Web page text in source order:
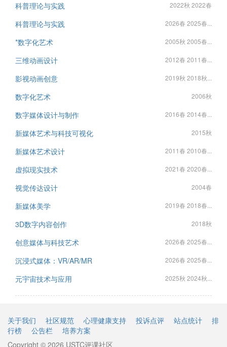
科普理论与实践 2022秋 2022春
科普理论与实践 2026春 2025春...
*数字化艺术 2005秋 2005春...
三维动画设计 2012春 2011春...
影视动画创意 2019秋 2018秋...
数字化艺术 2006秋
数字媒体设计与制作 2016春 2014春...
新媒体艺术与科技可视化 2015秋
新媒体艺术设计 2011春 2010春...
虚拟现实技术 2021春 2020春...
视觉传达设计 2004春
新媒体美学 2019春 2018春...
3D数字内容创作 2018秋
创意媒体与科技艺术 2026春 2025春...
沉浸式媒体：VR/AR/MR 2026春 2025春...
元宇宙技术与应用 2025秋 2024秋...
关于我们 社区规范 心理健康支持 投诉点评 站点统计
排
行榜
公告栏
培养方案
Copyright © 2026 USTC评课社区